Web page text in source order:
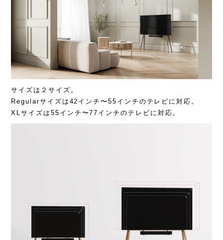
サイズは２サイズ。
Regularサイズは42インチ〜55インチのテレビに対応。
XLサイズは55インチ〜77インチのテレビに対応。